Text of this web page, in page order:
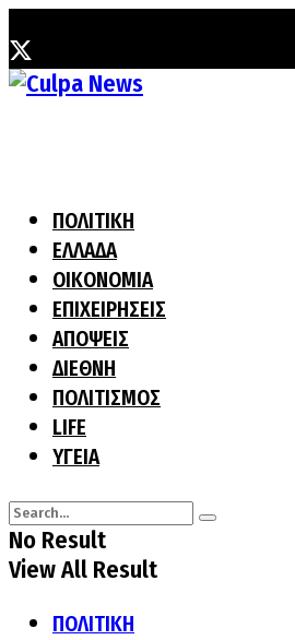
ΠΟΛΙΤΙΚΗ
ΕΛΛΑΔΑ
ΟΙΚΟΝΟΜΙΑ
ΕΠΙΧΕΙΡΗΣΕΙΣ
ΑΠΟΨΕΙΣ
ΔΙΕΘΝΗ
ΠΟΛΙΤΙΣΜΟΣ
LIFE
ΥΓΕΙΑ
No Result
View All Result
ΠΟΛΙΤΙΚΗ